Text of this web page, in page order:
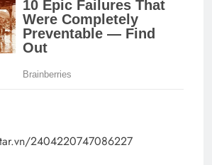
2404220747086227